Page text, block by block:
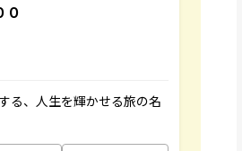
０
る、人生を輝かせる旅の名